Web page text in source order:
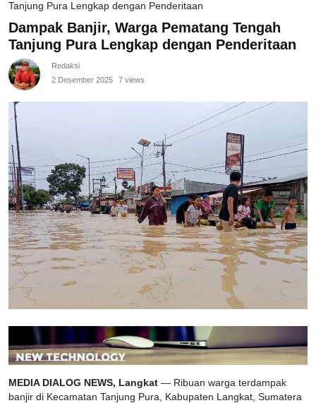
Tanjung Pura Lengkap dengan Penderitaan
Dampak Banjir, Warga Pematang Tengah
Tanjung Pura Lengkap dengan Penderitaan
Redaksi
2 Desember 2025
7 views
MEDIA DIALOG NEWS, Langkat — Ribuan warga terdampak
banjir di Kecamatan Tanjung Pura, Kabupaten Langkat, Sumatera